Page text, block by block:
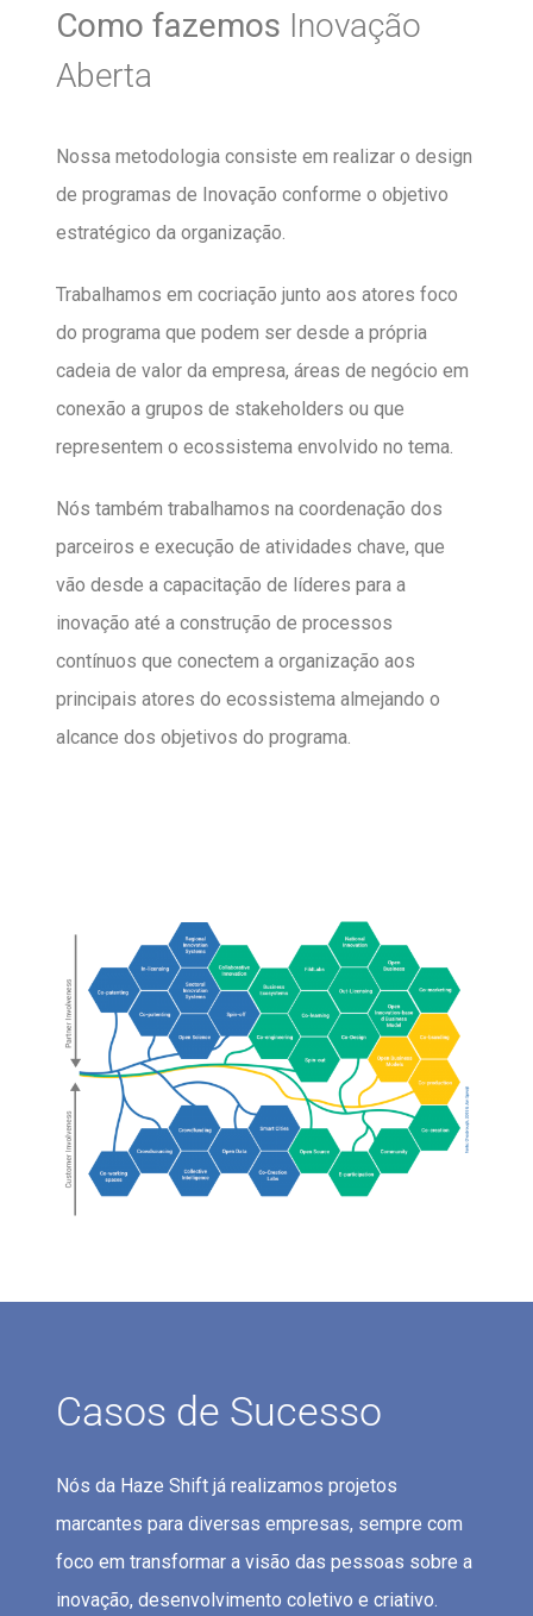
Como fazemos Inovação
Aberta
Nossa metodologia consiste em realizar o design
de programas de Inovação conforme o objetivo
estratégico da organização.
Trabalhamos em cocriação junto aos atores foco
do programa que podem ser desde a própria
cadeia de valor da empresa, áreas de negócio em
conexão a grupos de stakeholders ou que
representem o ecossistema envolvido no tema.
Nós também trabalhamos na coordenação dos
parceiros e execução de atividades chave, que
vão desde a capacitação de líderes para a
inovação até a construção de processos
contínuos que conectem a organização aos
principais atores do ecossistema almejando o
alcance dos objetivos do programa.
Casos de Sucesso
Nós da Haze Shift já realizamos projetos
marcantes para diversas empresas, sempre com
foco em transformar a visão das pessoas sobre a
inovação, desenvolvimento coletivo e criativo.